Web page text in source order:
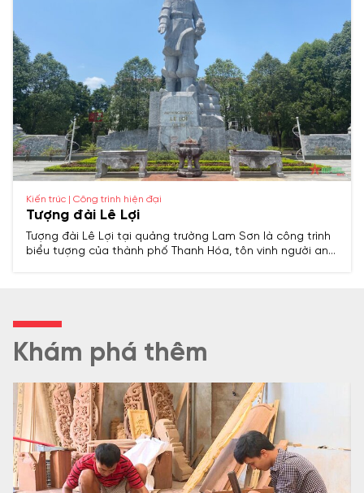
Kiến trúc | Công trình hiện đại
Tượng đài Lê Lợi
Tượng đài Lê Lợi tại quảng trường Lam Sơn là công trình
biểu tượng của thành phố Thanh Hóa, tôn vinh người anh
Khám phá thêm